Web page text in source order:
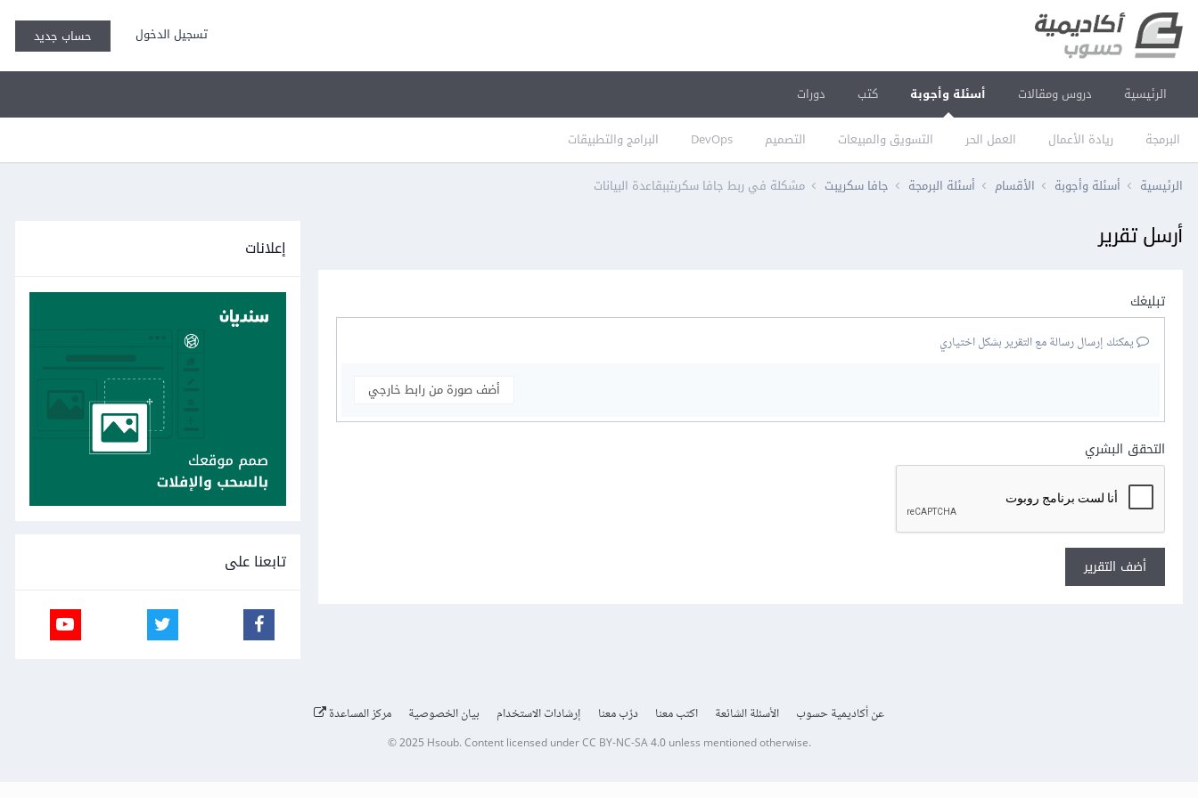
تسجيل الدخول حساب جديد
الرئيسية دروس ومقالات أسئلة وأجوبة
البرمجة ريادة الأعمال العمل الحر التسويق والمبيعات التصميم DevOps البرامج والتطبيقات
كتب دورات
الرئيسية أسئلة وأجوبة الأقسام أسئلة البرمجة جافا سكريبت مشكلة في ربط جافا سكربتببقاعدة البيانات
أرسل تقرير
تبليغك
يمكنك إرسال رسالة مع التقرير بشكل اختياري
أضف صورة من رابط خارجي
التحقق البشري
أضف التقرير
إعلانات
تابعنا على
عن أكاديمية حسوب الأسئلة الشائعة اكتب معنا درّب معنا إرشادات الاستخدام بيان الخصوصية مركز المساعدة
© 2025 Hsoub.Content licensed underCC BY-NC-SA 4.0unless mentioned otherwise.